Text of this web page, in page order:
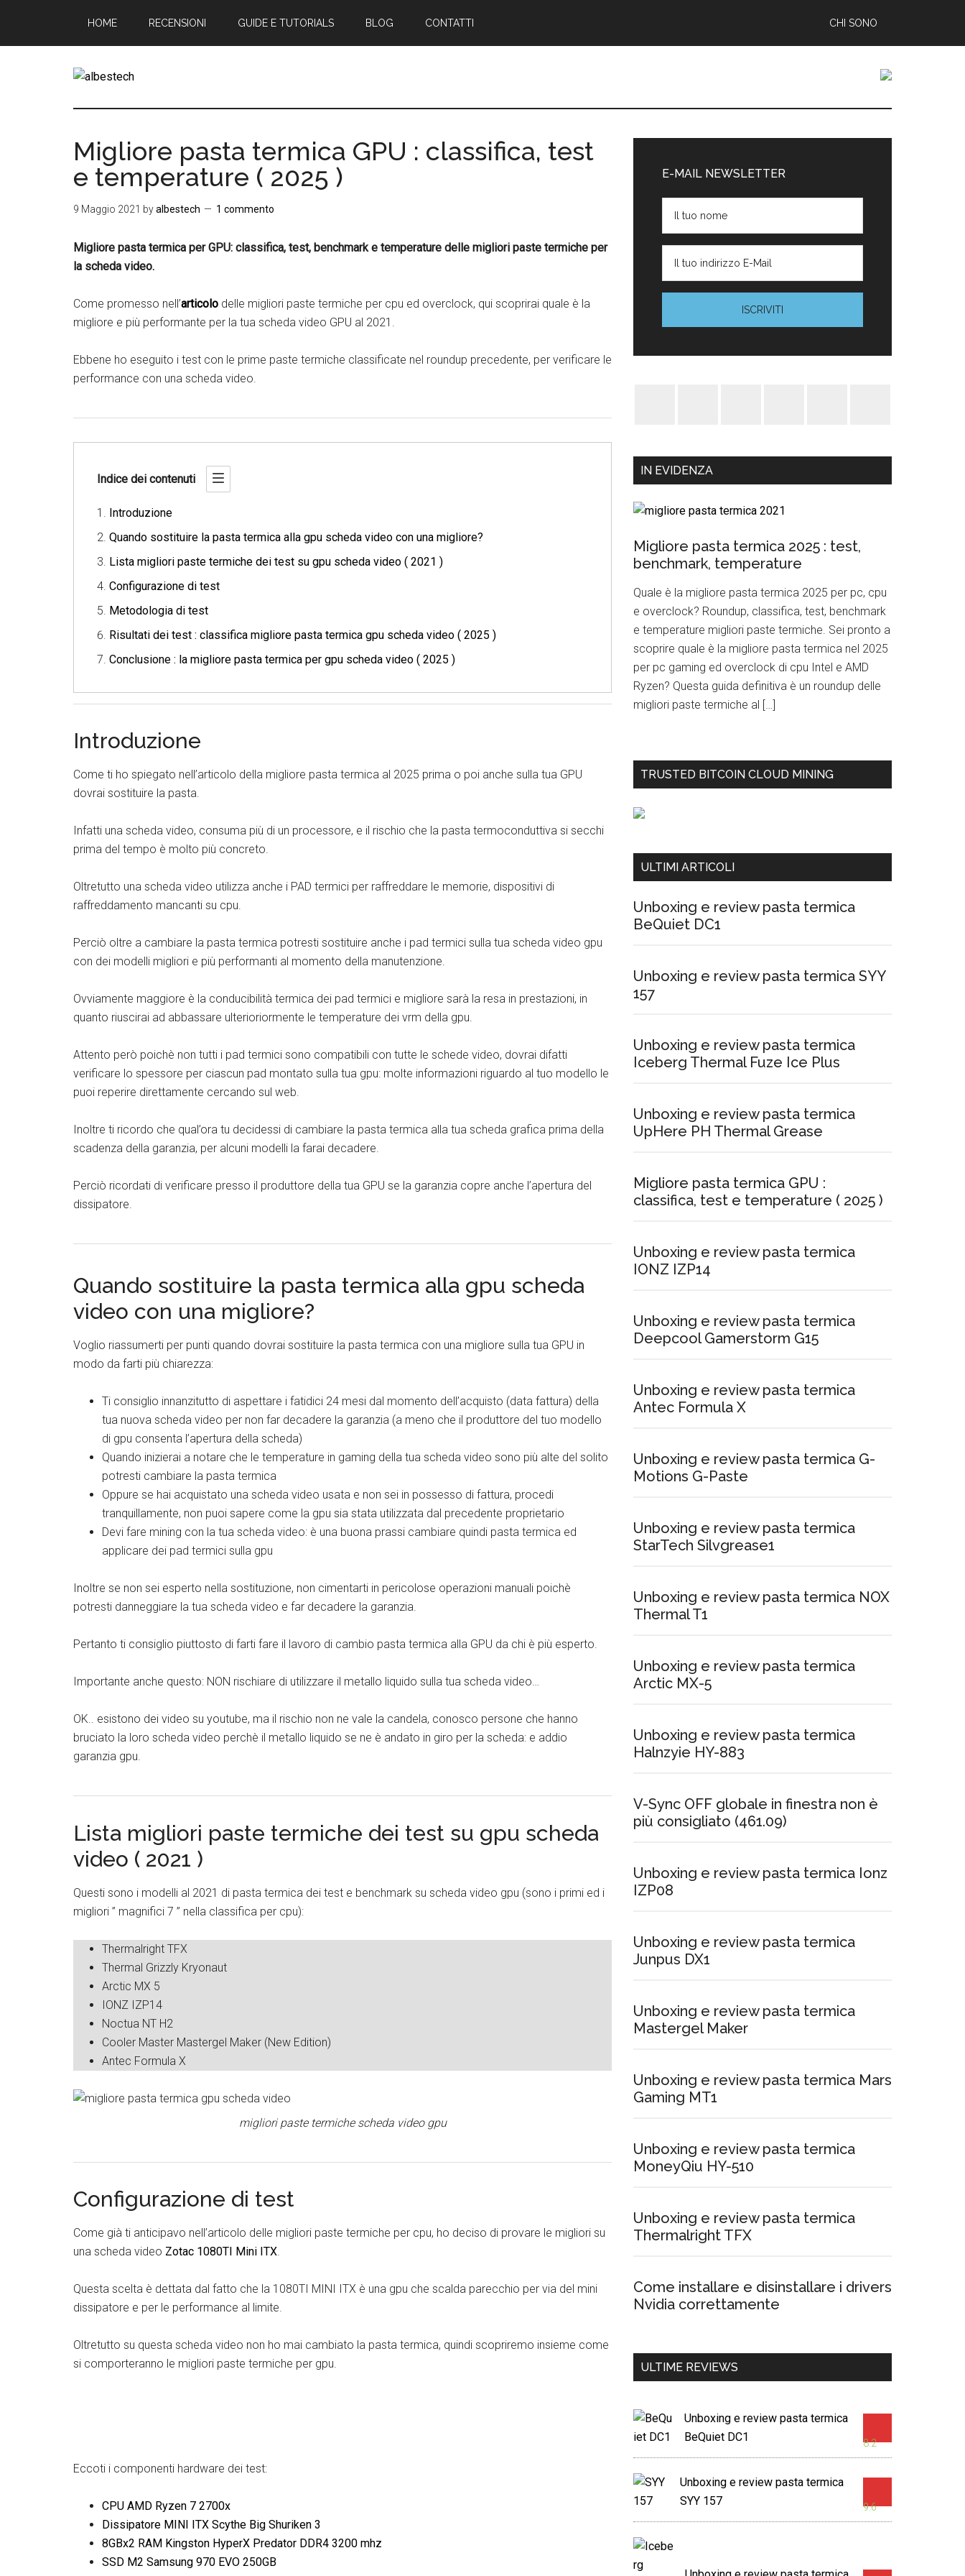
contenuto
barra
piè
HOME RECENSIONI GUIDE E TUTORIALS BLOG CONTATTI CHI SONO
Albestech
Tutorials,
&
Reviews
Migliore pasta termica GPU : classifica, test
e temperature ( 2025 )
9 Maggio 2021 byalbestech 1 commento
Migliore pasta termica per GPU: classifica, test, benchmark e temperature delle migliori paste termiche per
la scheda video.
Come promesso nell’articolo delle migliori paste termiche per cpu ed overclock, qui scoprirai quale è la
migliore e più performante per la tua scheda video GPU al 2021.
Ebbene ho eseguito i test con le prime paste termiche classificate nel roundup precedente, per verificare le
performance con una scheda video.
Indice dei contenuti
Introduzione
Quando sostituire la pasta termica alla gpu scheda video con una migliore?
Lista migliori paste termiche dei test su gpu scheda video ( 2021 )
Configurazione di test
Metodologia di test
Risultati dei test : classifica migliore pasta termica gpu scheda video ( 2025 )
Conclusione : la migliore pasta termica per gpu scheda video ( 2025 )
Introduzione
Come ti ho spiegato nell’articolo della migliore pasta termica al 2025 prima o poi anche sulla tua GPU
dovrai sostituire la pasta.
Infatti una scheda video, consuma più di un processore, e il rischio che la pasta termoconduttiva si secchi
prima del tempo è molto più concreto.
Oltretutto una scheda video utilizza anche i PAD termici per raffreddare le memorie, dispositivi di
raffreddamento mancanti su cpu.
Perciò oltre a cambiare la pasta termica potresti sostituire anche i pad termici sulla tua scheda video gpu
con dei modelli migliori e più performanti al momento della manutenzione.
Ovviamente maggiore è la conducibilità termica dei pad termici e migliore sarà la resa in prestazioni, in
quanto riuscirai ad abbassare ulterioriormente le temperature dei vrm della gpu.
Attento però poichè non tutti i pad termici sono compatibili con tutte le schede video, dovrai difatti
verificare lo spessore per ciascun pad montato sulla tua gpu: molte informazioni riguardo al tuo modello le
puoi reperire direttamente cercando sul web.
Inoltre ti ricordo che qual’ora tu decidessi di cambiare la pasta termica alla tua scheda grafica prima della
scadenza della garanzia, per alcuni modelli la farai decadere.
Perciò ricordati di verificare presso il produttore della tua GPU se la garanzia copre anche l’apertura del
dissipatore.
Quando sostituire la pasta termica alla gpu scheda
video con una migliore?
Voglio riassumerti per punti quando dovrai sostituire la pasta termica con una migliore sulla tua GPU in
modo da farti più chiarezza:
Ti consiglio innanzitutto di aspettare i fatidici 24 mesi dal momento dell’acquisto (data fattura) della
tua nuova scheda video per non far decadere la garanzia (a meno che il produttore del tuo modello
di gpu consenta l’apertura della scheda)
Quando inizierai a notare che le temperature in gaming della tua scheda video sono più alte del solito
potresti cambiare la pasta termica
Oppure se hai acquistato una scheda video usata e non sei in possesso di fattura, procedi
tranquillamente, non puoi sapere come la gpu sia stata utilizzata dal precedente proprietario
Devi fare mining con la tua scheda video: è una buona prassi cambiare quindi pasta termica ed
applicare dei pad termici sulla gpu
Inoltre se non sei esperto nella sostituzione, non cimentarti in pericolose operazioni manuali poichè
potresti danneggiare la tua scheda video e far decadere la garanzia.
Pertanto ti consiglio piuttosto di farti fare il lavoro di cambio pasta termica alla GPU da chi è più esperto.
Importante anche questo: NON rischiare di utilizzare il metallo liquido sulla tua scheda video…
OK.. esistono dei video su youtube, ma il rischio non ne vale la candela, conosco persone che hanno
bruciato la loro scheda video perchè il metallo liquido se ne è andato in giro per la scheda: e addio
garanzia gpu.
Lista migliori paste termiche dei test su gpu scheda
video ( 2021 )
Questi sono i modelli al 2021 di pasta termica dei test e benchmark su scheda video gpu (sono i primi ed i
migliori ” magnifici 7 ” nella classifica per cpu):
Thermalright TFX
Thermal Grizzly Kryonaut
Arctic MX 5
IONZ IZP14
Noctua NT H2
Cooler Master Mastergel Maker (New Edition)
Antec Formula X
migliori paste termiche scheda video gpu
Configurazione di test
Come già ti anticipavo nell’articolo delle migliori paste termiche per cpu, ho deciso di provare le migliori su
una scheda video Zotac 1080TI Mini ITX
Questa scelta è dettata dal fatto che la 1080TI MINI ITX è una gpu che scalda parecchio per via del mini
dissipatore e per le performance al limite.
Oltretutto su questa scheda video non ho mai cambiato la pasta termica, quindi scopriremo insieme come
si comporteranno le migliori paste termiche per gpu.
Eccoti i componenti hardware dei test:
CPU AMD Ryzen 7 2700x
Dissipatore MINI ITX Scythe Big Shuriken 3
8GBx2 RAM Kingston HyperX Predator DDR4 3200 mhz
SSD M2 Samsung 970 EVO 250GB
laterale
primaria
E-MAIL NEWSLETTER
IN EVIDENZA
Migliore pasta termica 2025 : test,
benchmark, temperature
Quale è la migliore pasta termica 2025 per pc, cpu
e overclock? Roundup, classifica, test, benchmark
e temperature migliori paste termiche. Sei pronto a
scoprire quale è la migliore pasta termica nel 2025
per pc gaming ed overclock di cpu Intel e AMD
Ryzen? Questa guida definitiva è un roundup delle
migliori paste termiche al […]
TRUSTED BITCOIN CLOUD MINING
ULTIMI ARTICOLI
Unboxing e review pasta termica
BeQuiet DC1
Unboxing e review pasta termica SYY
157
Unboxing e review pasta termica
Iceberg Thermal Fuze Ice Plus
Unboxing e review pasta termica
UpHere PH Thermal Grease
Migliore pasta termica GPU :
classifica, test e temperature ( 2025 )
Unboxing e review pasta termica
IONZ IZP14
Unboxing e review pasta termica
Deepcool Gamerstorm G15
Unboxing e review pasta termica
Antec Formula X
Unboxing e review pasta termica G-
Motions G-Paste
Unboxing e review pasta termica
StarTech Silvgrease1
Unboxing e review pasta termica NOX
Thermal T1
Unboxing e review pasta termica
Arctic MX-5
Unboxing e review pasta termica
Halnzyie HY-883
V-Sync OFF globale in finestra non è
più consigliato (461.09)
Unboxing e review pasta termica Ionz
IZP08
Unboxing e review pasta termica
Junpus DX1
Unboxing e review pasta termica
Mastergel Maker
Unboxing e review pasta termica Mars
Gaming MT1
Unboxing e review pasta termica
MoneyQiu HY-510
Unboxing e review pasta termica
Thermalright TFX
Come installare e disinstallare i drivers
Nvidia correttamente
ULTIME REVIEWS
Unboxing e review pasta termica
BeQuiet DC1
8.2
Unboxing e review pasta termica
SYY 157
9.6